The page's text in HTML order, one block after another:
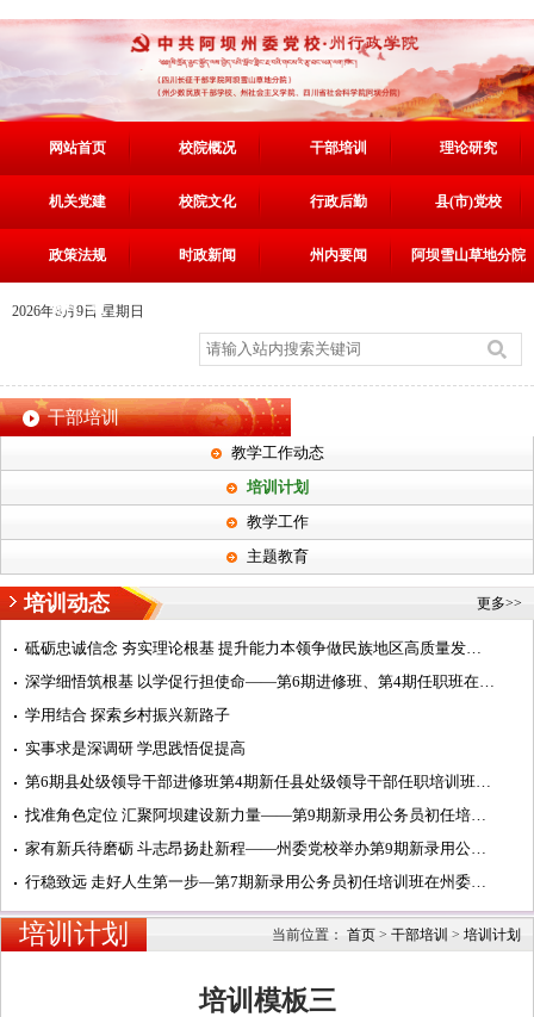
网站首页 校院概况 干部培训 理论研究
机关党建 校院文化 行政后勤 县(市)党校
政策法规 时政新闻 州内要闻 阿坝雪山草地分院
资料下载
2026年8月9日 星期日
干部培训
教学工作动态
培训计划
教学工作
主题教育
更多>>
培训动态
学用结合 探索乡村振兴新路子
实事求是深调研 学思践悟促提高
培训计划 当前位置： 首页 > 干部培训 > 培训计划
培训模板三